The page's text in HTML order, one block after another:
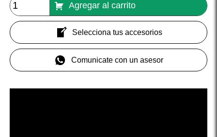
Agregar al carrito
Selecciona tus accesorios
Comunicate con un asesor